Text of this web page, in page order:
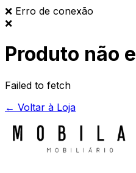
❌ Erro de conexão
❌
Produto não
Failed to fetch
← Voltar à Loja